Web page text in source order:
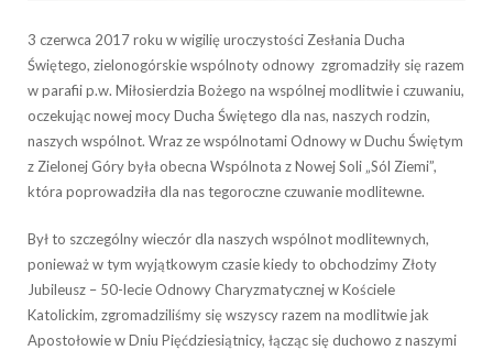
3 czerwca 2017 roku w wigilię uroczystości Zesłania Ducha
Świętego, zielonogórskie wspólnoty odnowy zgromadziły się razem
w parafii p.w. Miłosierdzia Bożego na wspólnej modlitwie i czuwaniu,
oczekując nowej mocy Ducha Świętego dla nas, naszych rodzin,
naszych wspólnot. Wraz ze wspólnotami Odnowy w Duchu Świętym
z Zielonej Góry była obecna Wspólnota z Nowej Soli „Sól Ziemi”,
która poprowadziła dla nas tegoroczne czuwanie modlitewne.
Był to szczególny wieczór dla naszych wspólnot modlitewnych,
ponieważ w tym wyjątkowym czasie kiedy to obchodzimy Złoty
Jubileusz – 50-lecie Odnowy Charyzmatycznej w Kościele
Katolickim, zgromadziliśmy się wszyscy razem na modlitwie jak
Apostołowie w Dniu Pięćdziesiątnicy, łącząc się duchowo z naszymi